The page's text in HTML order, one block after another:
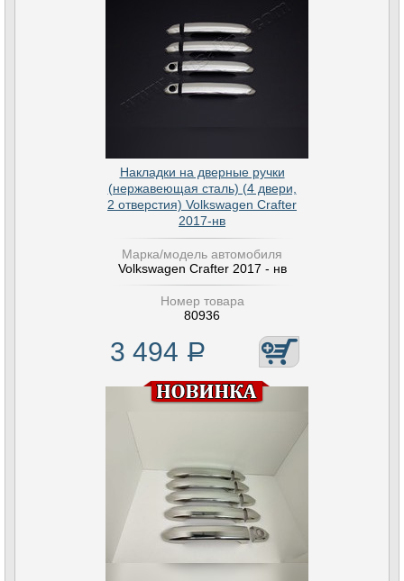
Накладки на дверные ручки
(нержавеющая сталь) (4 двери,
2 отверстия) Volkswagen Crafter
2017-нв
Марка/модель автомобиля
Volkswagen Crafter 2017 - нв
Номер товара
80936
3 494 Р